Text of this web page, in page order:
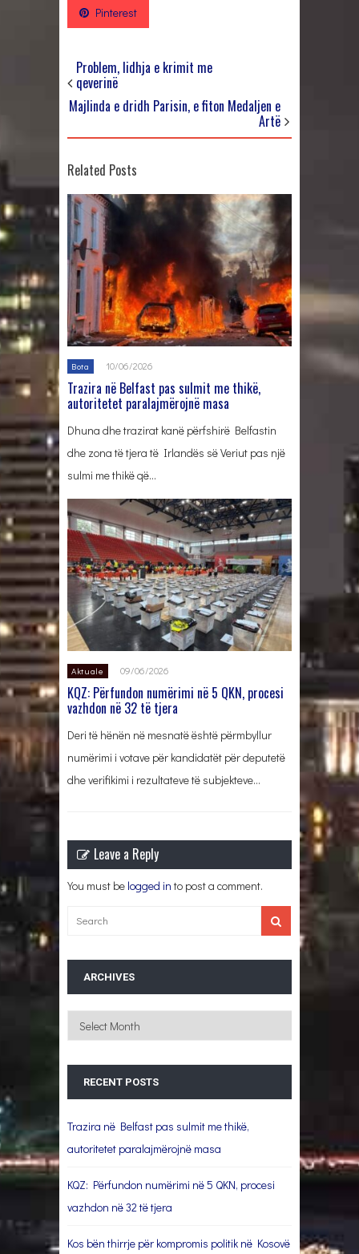
Pinterest
Problem, lidhja e krimit me
qeverinë
Majlinda e dridh Parisin, e fiton Medaljen e
Artë
Related Posts
Bota 10/06/2026
Trazira në Belfast pas sulmit me thikë,
autoritetet paralajmërojnë masa
Dhuna dhe trazirat kanë përfshirë Belfastin
dhe zona të tjera të Irlandës së Veriut pas një
sulmi me thikë që…
Aktuale 09/06/2026
KQZ: Përfundon numërimi në 5 QKN, procesi
vazhdon në 32 të tjera
Deri të hënën në mesnatë është përmbyllur
numërimi i votave për kandidatët për deputetë
dhe verifikimi i rezultateve të subjekteve…
Leave a Reply
You must be logged in to post a comment.
ARCHIVES
Archives
RECENT POSTS
Trazira në Belfast pas sulmit me thikë,
autoritetet paralajmërojnë masa
KQZ: Përfundon numërimi në 5 QKN, procesi
vazhdon në 32 të tjera
Kos bën thirrje për kompromis politik në Kosovë